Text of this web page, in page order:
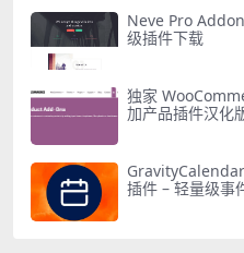
Neve Pro
级插件下载
独家
加产品插件汉化
插件 – 轻量级事